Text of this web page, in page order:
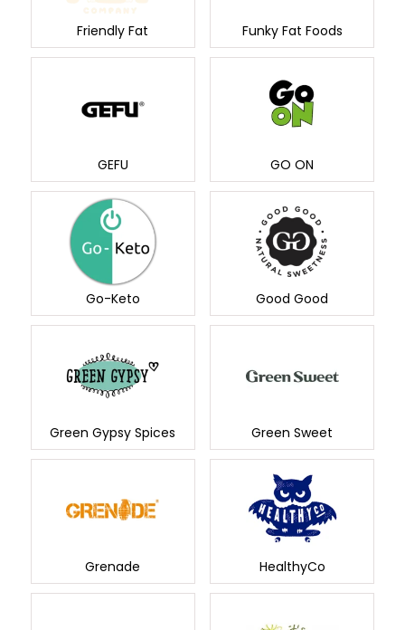
Friendly Fat Funky Fat Foods
GEFU GO ON
Go-Keto Good Good
Green Gypsy Spices Green Sweet
Grenade HealthyCo